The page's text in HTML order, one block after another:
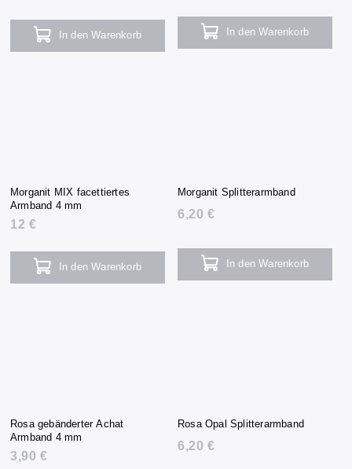
In den Warenkorb In den Warenkorb
Morganit MIX facettiertes
Armband 4 mm
12 €
In den Warenkorb
Morganit Splitterarmband
6,20 €
In den Warenkorb
Rosa gebänderter Achat
Armband 4 mm
3,90 €
Rosa Opal Splitterarmband
6,20 €